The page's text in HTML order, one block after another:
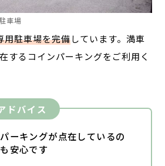
車場
用駐車場を完備しています。満車
するコインパーキングをご利用く
ドバイス
ーキングが点在しているの
安心です